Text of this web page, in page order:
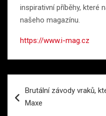
inspirativní příběhy, které
našeho magazínu.
https://www.i-mag.cz
proBrutální závody vraků,
Maxe